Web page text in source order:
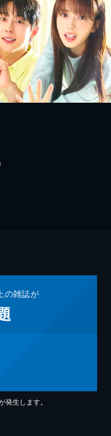
の雑誌が
生します。